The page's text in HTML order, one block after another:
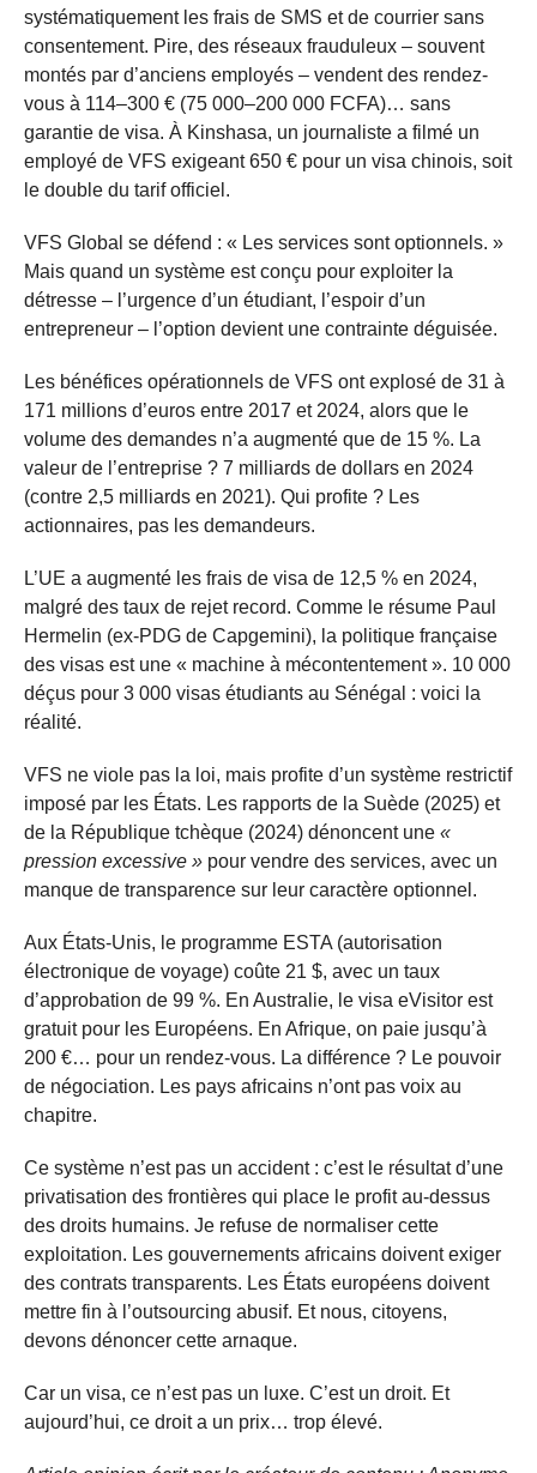
systématiquement les frais de SMS et de courrier sans
consentement. Pire, des réseaux frauduleux – souvent
montés par d’anciens employés – vendent des rendez-
vous à 114–300 € (75 000–200 000 FCFA)… sans
garantie de visa. À Kinshasa, un journaliste a filmé un
employé de VFS exigeant 650 € pour un visa chinois, soit
le double du tarif officiel.
VFS Global se défend : « Les services sont optionnels. »
Mais quand un système est conçu pour exploiter la
détresse – l’urgence d’un étudiant, l’espoir d’un
entrepreneur – l’option devient une contrainte déguisée.
Les bénéfices opérationnels de VFS ont explosé de 31 à
171 millions d’euros entre 2017 et 2024, alors que le
volume des demandes n’a augmenté que de 15 %. La
valeur de l’entreprise ? 7 milliards de dollars en 2024
(contre 2,5 milliards en 2021). Qui profite ? Les
actionnaires, pas les demandeurs.
L’UE a augmenté les frais de visa de 12,5 % en 2024,
malgré des taux de rejet record. Comme le résume Paul
Hermelin (ex-PDG de Capgemini), la politique française
des visas est une « machine à mécontentement ». 10 000
déçus pour 3 000 visas étudiants au Sénégal : voici la
réalité.
VFS ne viole pas la loi, mais profite d’un système restrictif
imposé par les États. Les rapports de la Suède (2025) et
de la République tchèque (2024) dénoncent une «
pression excessive » pour vendre des services, avec un
manque de transparence sur leur caractère optionnel.
Aux États-Unis, le programme ESTA (autorisation
électronique de voyage) coûte 21 $, avec un taux
d’approbation de 99 %. En Australie, le visa eVisitor est
gratuit pour les Européens. En Afrique, on paie jusqu’à
200 €… pour un rendez-vous. La différence ? Le pouvoir
de négociation. Les pays africains n’ont pas voix au
chapitre.
Ce système n’est pas un accident : c’est le résultat d’une
privatisation des frontières qui place le profit au-dessus
des droits humains. Je refuse de normaliser cette
exploitation. Les gouvernements africains doivent exiger
des contrats transparents. Les États européens doivent
mettre fin à l’outsourcing abusif. Et nous, citoyens,
devons dénoncer cette arnaque.
Car un visa, ce n’est pas un luxe. C’est un droit. Et
aujourd’hui, ce droit a un prix… trop élevé.